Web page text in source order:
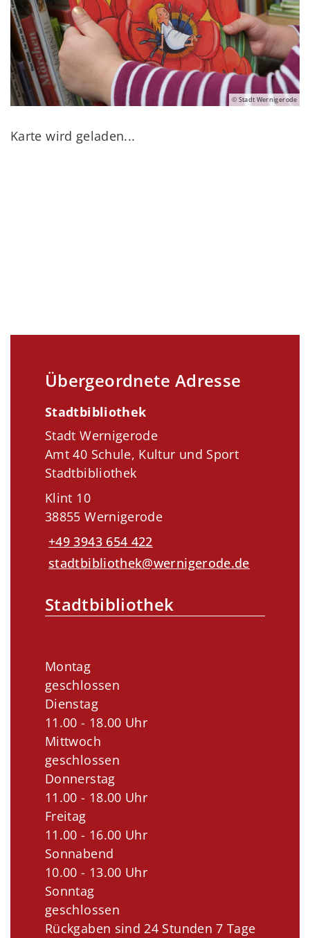
© Stadt Wernigerode
Karte wird geladen...
Übergeordnete Adresse
Stadtbibliothek
Stadt Wernigerode
Amt 40 Schule, Kultur und Sport
Stadtbibliothek
Klint 10
38855 Wernigerode
+49 3943 654 422
stadtbibliothek@wernigerode.de
Stadtbibliothek
Montag
geschlossen
Dienstag
11.00 - 18.00 Uhr
Mittwoch
geschlossen
Donnerstag
11.00 - 18.00 Uhr
Freitag
11.00 - 16.00 Uhr
Sonnabend
10.00 - 13.00 Uhr
Sonntag
geschlossen
Rückgaben sind 24 Stunden 7 Tage